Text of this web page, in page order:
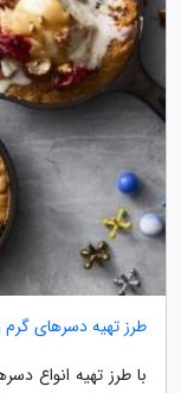
طرز تهیه دسرهای گرم
با طرز تهیه انواع